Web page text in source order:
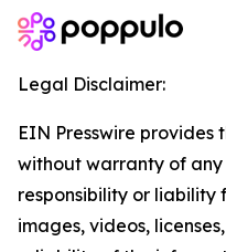
Legal Disclaimer:
EIN Presswire provides
without warranty of
responsibility or liability
images, videos,